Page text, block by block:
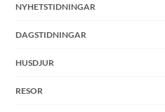
NYHETSTIDNINGAR
DAGSTIDNINGAR
HUSDJUR
RESOR